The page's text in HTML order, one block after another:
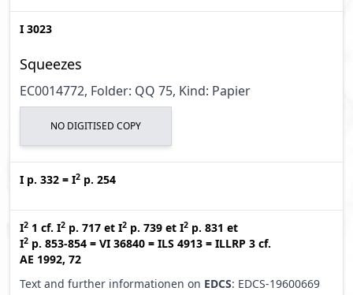
I 3023
Squeezes
EC0014772, Folder: QQ 75, Kind: Papier
NO DIGITISED COPY
I p. 332 = I2 p. 254
I2 1 cf. I2 p. 717 et I2 p. 739 et I2 p. 831 et
I2 p. 853-854 = VI 36840 = ILS 4913 = ILLRP 3 cf.
AE 1992, 72
Text and further informationen on EDCS: EDCS-19600669